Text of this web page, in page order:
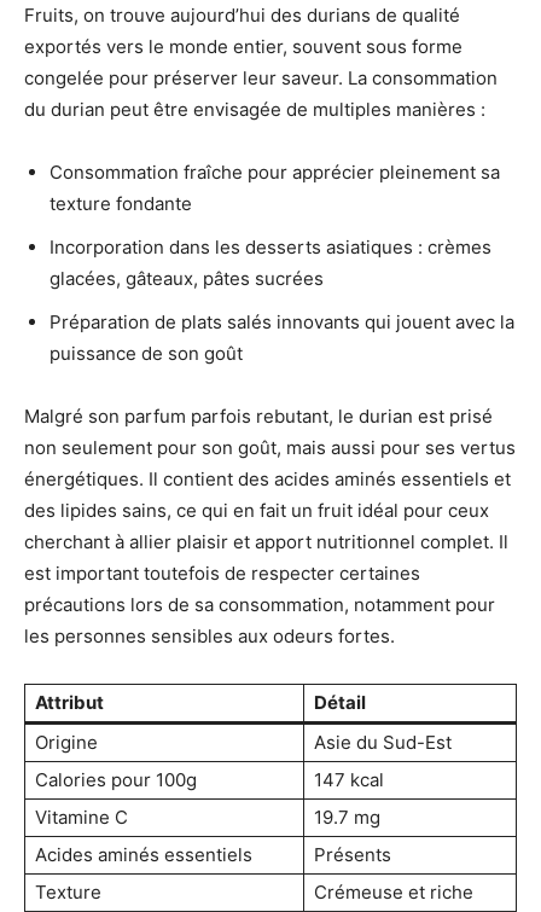
Fruits, on trouve aujourd’hui des durians de qualité
exportés vers le monde entier, souvent sous forme
congelée pour préserver leur saveur. La consommation
du durian peut être envisagée de multiples manières :
Consommation fraîche pour apprécier pleinement sa
texture fondante
Incorporation dans les desserts asiatiques : crèmes
glacées, gâteaux, pâtes sucrées
Préparation de plats salés innovants qui jouent avec la
puissance de son goût
Malgré son parfum parfois rebutant, le durian est prisé
non seulement pour son goût, mais aussi pour ses vertus
énergétiques. Il contient des acides aminés essentiels et
des lipides sains, ce qui en fait un fruit idéal pour ceux
cherchant à allier plaisir et apport nutritionnel complet. Il
est important toutefois de respecter certaines
précautions lors de sa consommation, notamment pour
les personnes sensibles aux odeurs fortes.
Attribut
Détail
Origine
Asie du Sud-Est
Calories pour 100g
147 kcal
Vitamine C
19.7 mg
Acides aminés essentiels
Présents
Texture
Crémeuse et riche